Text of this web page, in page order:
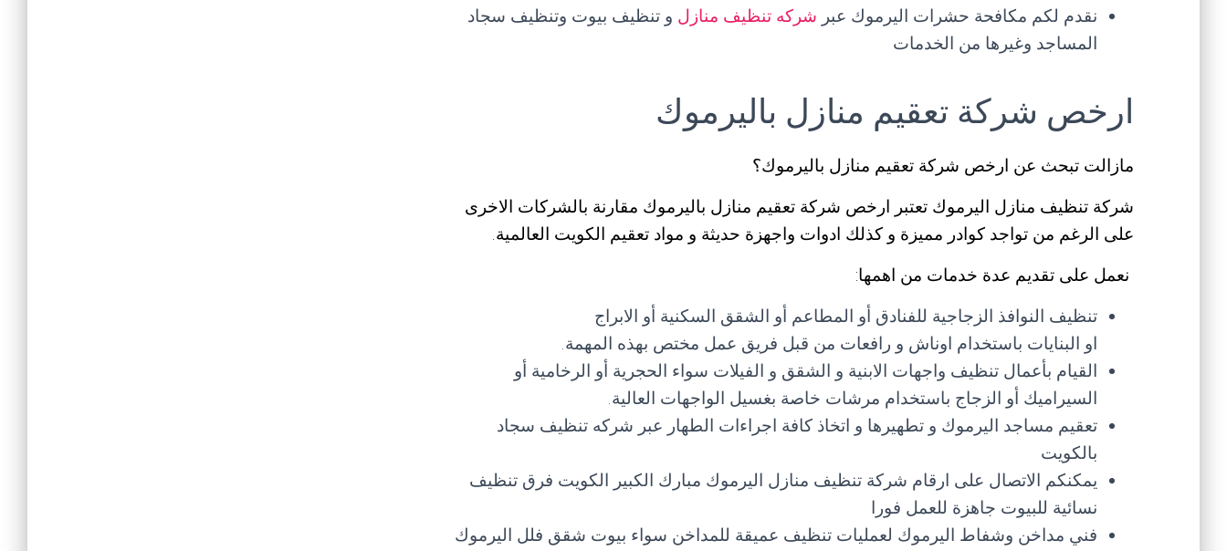
نقدم لكم مكافحة حشرات اليرموك عبر شركه تنظيف منازل و تنظيف بيوت وتنظيف سجاد
المساجد وغيرها من الخدمات
ارخص شركة تعقيم منازل باليرموك
مازالت تبحث عن ارخص شركة تعقيم منازل باليرموك؟
شركة تنظيف منازل اليرموك تعتبر ارخص شركة تعقيم منازل باليرموك مقارنة بالشركات الاخرى
على الرغم من تواجد كوادر مميزة و كذلك ادوات واجهزة حديثة و مواد تعقيم الكويت العالمية.
نعمل على تقديم عدة خدمات من اهمها:
تنظيف النوافذ الزجاجية للفنادق أو المطاعم أو الشقق السكنية أو الابراج
او البنايات باستخدام اوناش و رافعات من قبل فريق عمل مختص بهذه المهمة.
القيام بأعمال تنظيف واجهات الابنية و الشقق و الفيلات سواء الحجرية أو الرخامية أو
السيراميك أو الزجاج باستخدام مرشات خاصة بغسيل الواجهات العالية.
تعقيم مساجد اليرموك و تطهيرها و اتخاذ كافة اجراءات الطهار عبر شركه تنظيف سجاد
بالكويت
يمكنكم الاتصال على ارقام شركة تنظيف منازل اليرموك مبارك الكبير الكويت فرق تنظيف
نسائية للبيوت جاهزة للعمل فورا
فني مداخن وشفاط اليرموك لعمليات تنظيف عميقة للمداخن سواء بيوت شقق فلل اليرموك